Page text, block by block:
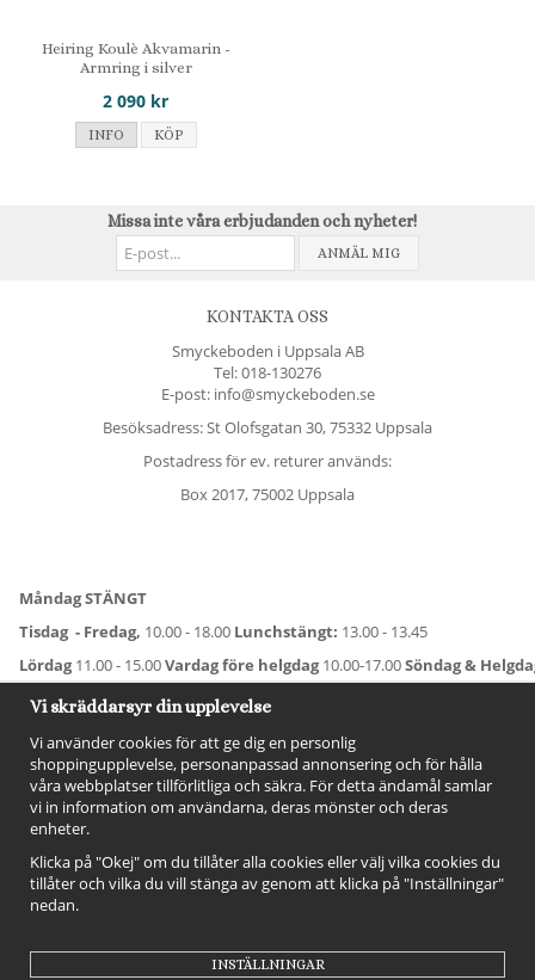
Heiring Koulè Akvamarin -
Armring i silver
2 090 kr
INFO KÖP
Missa inte våra erbjudanden och nyheter!
ANMÄL MIG
KONTAKTA OSS
Smyckeboden i Uppsala AB
Tel:018-130276
E-post: info@smyckeboden.se
Besöksadress: St Olofsgatan 30, 75332 Uppsala
Postadress för ev. returer används:
Box 2017, 75002 Uppsala
Måndag STÄNGT
Tisdag - Fredag, 10.00 - 18.00 Lunchstängt: 13.00 - 13.45
Lördag11.00 - 15.00Vardag före helgdag10.00-17.00Söndag &
För avvikande öppettider:Titta här
Vi skräddarsyr din upplevelse
Vi använder cookies för att ge dig en personlig
shoppingupplevelse, personanpassad annonsering och för hålla
våra webbplatser tillförlitliga och säkra. För detta ändamål samlar
vi in information om användarna, deras mönster och deras
enheter.
Klicka på "Okej" om du tillåter alla cookies eller välj vilka cookies du
tillåter och vilka du vill stänga av genom att klicka på "Inställningar"
nedan.
INSTÄLLNINGAR